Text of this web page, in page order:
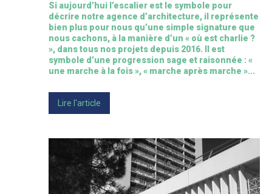
Si aujourd’hui l’escalier est le symbole pour
décrire notre agence d’architecture, il représente
bien plus pour nous qu’une simple signature que
nous cachons, à la manière d’un « où est charlie ?
», dans tous nos projets depuis 2016. Il est
symbole d’une progression sage et raisonnée : «
une marche à la fois », « marche après marche »...
Lire l'article